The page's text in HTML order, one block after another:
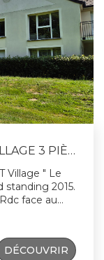
APPARTEMENT ELANCOURT VILLAGE 3 PIÈCES 60 M²
Village " Le
face au
du loyer : 1
DÉCOUVRIR